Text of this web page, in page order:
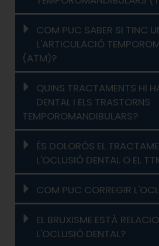
COM PUC SABER SI TINC
L'ARTICULACIÓ
(ATM)?
QUINS TRACTAMENTS HI
DENTAL I ELS TRASTORNS
TEMPOROMANDIBULARS?
ÉS DOLORÓS EL
L'OCLUSIÓ DENTAL O EL
COM PUC CORREGIR
EL BRUXISME ESTÀ
L'OCLUSIÓ DENTAL?